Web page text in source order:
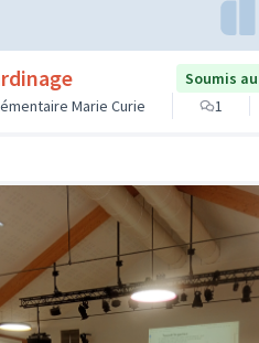
Soumis
Marie Curie
1